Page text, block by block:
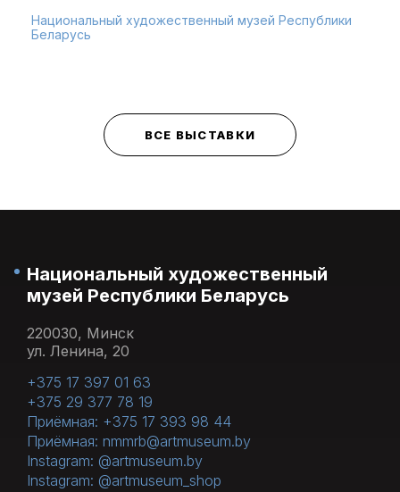
Национальный художественный музей Республики
Беларусь
ВСЕ ВЫСТАВКИ
Национальный художественный
музей Республики Беларусь
220030, Минск
ул. Ленина, 20
+375 17 397 01 63
+375 29 377 78 19
Приёмная: +375 17 393 98 44
Приёмная: nmmrb@artmuseum.by
Instagram: @artmuseum.by
Instagram: @artmuseum_shop